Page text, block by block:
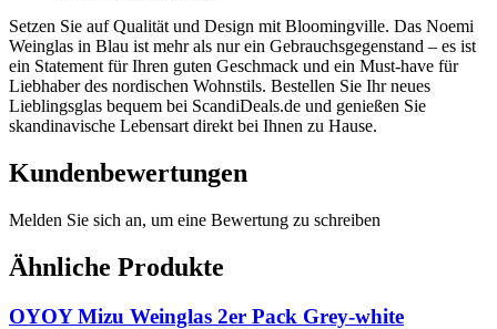
Setzen Sie auf Qualität und Design mit Bloomingville. Das Noemi
Weinglas in Blau ist mehr als nur ein Gebrauchsgegenstand – es ist
ein Statement für Ihren guten Geschmack und ein Must-have für
Liebhaber des nordischen Wohnstils. Bestellen Sie Ihr neues
Lieblingsglas bequem bei ScandiDeals.de und genießen Sie
skandinavische Lebensart direkt bei Ihnen zu Hause.
Kundenbewertungen
Melden Sie sich an, um eine Bewertung zu schreiben
Ähnliche Produkte
OYOY Mizu Weinglas 2er Pack Grey-white